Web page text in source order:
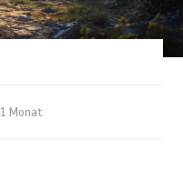
1 Monat